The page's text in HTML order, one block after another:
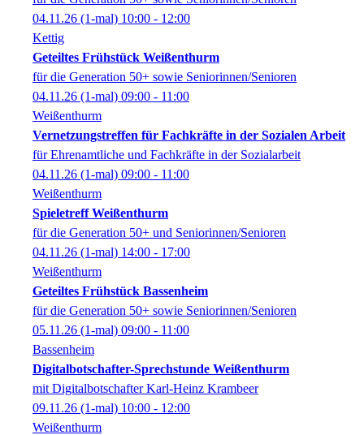
04.11.26 (1-mal) 10:00 - 12:00
Kettig
Geteiltes Frühstück Weißenthurm
für die Generation 50+ sowie Seniorinnen/Senioren
04.11.26 (1-mal) 09:00 - 11:00
Weißenthurm
Vernetzungstreffen für Fachkräfte in der Sozialen Arbeit
für Ehrenamtliche und Fachkräfte in der Sozialarbeit
04.11.26 (1-mal) 09:00 - 11:00
Weißenthurm
Spieletreff Weißenthurm
für die Generation 50+ und Seniorinnen/Senioren
04.11.26 (1-mal) 14:00 - 17:00
Weißenthurm
Geteiltes Frühstück Bassenheim
für die Generation 50+ sowie Seniorinnen/Senioren
05.11.26 (1-mal) 09:00 - 11:00
Bassenheim
Digitalbotschafter-Sprechstunde Weißenthurm
mit Digitalbotschafter Karl-Heinz Krambeer
09.11.26 (1-mal) 10:00 - 12:00
Weißenthurm